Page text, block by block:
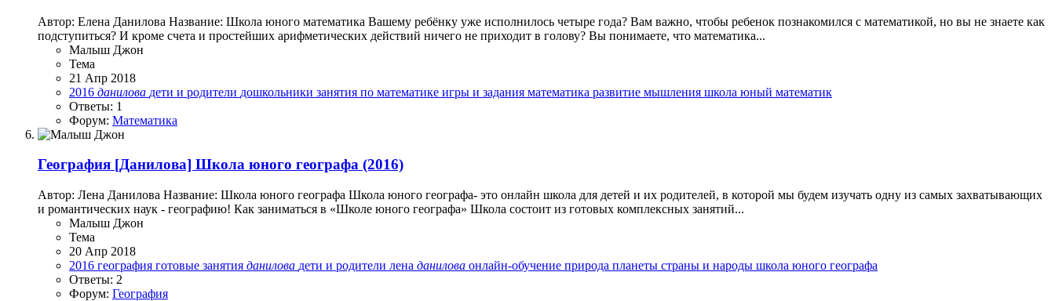
Автор: Елена Данилова Название: Школа юного математика Вашему ребёнку уже исполнилось четыре года? Вам важно, чтобы ребенок познакомился с математикой, но вы не знаете как
подступиться? И кроме счета и простейших арифметических действий ничего не приходит в голову? Вы понимаете, что математика...
Малыш Джон
Тема
21 Апр 2018
2016 данилова дети и родители дошкольники занятия по математике игры и задания математика развитие мышления школа юный математик
Ответы: 1
Форум: Математика
География [Данилова] Школа юного географа (2016)
Автор: Лена Данилова Название: Школа юного географа Школа юного географа- это онлайн школа для детей и их родителей, в которой мы будем изучать одну из самых захватывающих
и романтических наук - географию! Как заниматься в «Школе юного географа» Школа состоит из готовых комплексных занятий...
Малыш Джон
Тема
20 Апр 2018
2016 география готовые занятия данилова дети и родители лена данилова онлайн-обучение природа планеты страны и народы школа юного географа
Ответы: 2
Форум: География